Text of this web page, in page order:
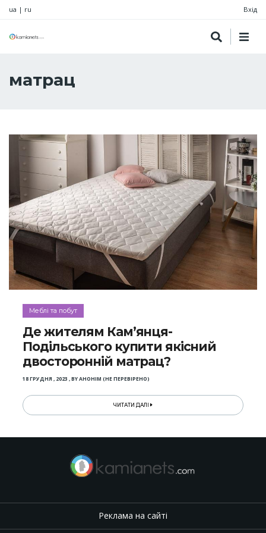
ua | ru Вхід
матрац
Меблі та побут
Де жителям Кам’янця-
Подільського купити якісний
двосторонній матрац?
18 ГРУДНЯ , 2023 ,BYАНОНІМ (НЕ ПЕРЕВІРЕНО)
ЧИТАТИ ДАЛІ
Реклама на сайті